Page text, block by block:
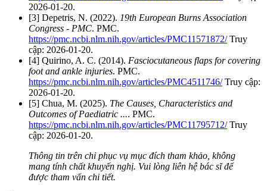
2026-01-20.
[3] Depetris, N. (2022). 19th European Burns Association
Congress - PMC. PMC.
https://pmc.ncbi.nlm.nih.gov/articles/PMC11571872/Truy
cập: 2026-01-20.
[4] Quirino, A. C. (2014). Fasciocutaneous flaps for covering
foot and ankle injuries. PMC.
https://pmc.ncbi.nlm.nih.gov/articles/PMC4511746/Truy cập:
2026-01-20.
[5] Chua, M. (2025). The Causes, Characteristics and
Outcomes of Paediatric .... PMC.
https://pmc.ncbi.nlm.nih.gov/articles/PMC11795712/Truy
cập: 2026-01-20.
Thông tin trên chỉ phục vụ mục đích tham khảo, không
mang tính chất khuyến nghị. Vui lòng liên hệ bác sĩ để
được tham vấn chi tiết.